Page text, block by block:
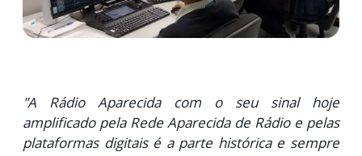
"A Rádio Aparecida com o seu sinal hoje
amplificado pela RedeAparecida de Rádio e pelas
plataformas digitais é a parte histórica e sempre